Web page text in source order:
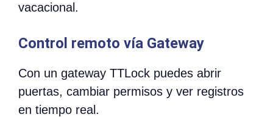
vacacional.
Control remoto vía Gateway
Con un gateway TTLock puedes abrir
puertas, cambiar permisos y ver registros
en tiempo real.